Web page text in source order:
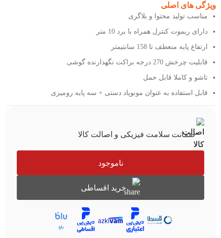
ویژگی های اصلی
مناسب تولید محتوا و بلاگری
دارای ریموت کنترل همراه با برد 10 متر
ارتفاع پایه منعطف تا 158 سانتیمتر
قابلیت چرخش 270 درجه براکت نگهدارنده گوشی
تاشو و کاملا قابل حمل
قابل استفاده به عنوان مونوپاد دستی + سه پایه رومیزی
ضمانت سلامت فیزیکی و اصالت کالا
ناموجود
خرید اقساطی